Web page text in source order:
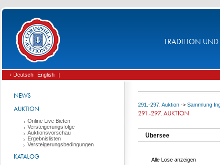
TRADITION UND
› Deutsch English |
NEWS
AUKTION
Online Live Bieten
Versteigerungsfolge
Auktionsvorschau
Ergebnislisten
Versteigerungsbedingungen
KATALOG
291.-297. Auktion -> Sammlung
291.-297. AUKTION
Übersee
Alle Lose anzeigen